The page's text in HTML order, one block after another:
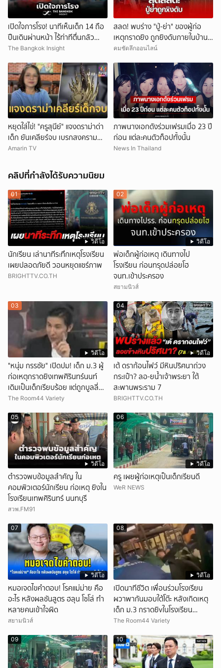
เปิดใจภารโรง! นาทีเห็นเด็ก 14 ถือ
ปืนเดินผ่านหน้า ไร้ท่าทีตื่นกลัว
ก่อนหลบตำรวจขึ้นอีกอาคาร
The Bangkok Insight
สลด! พบร่าง "ปู่-ย่า" ของผู้ก่อ
เหตุกราดยิง ถูกยิงดับภายในบ้าน
พัก
คมชัดลึกออนไลน์
หยุดใส่ไข่! "ครูสุนีย์" แจงดราม่าด่า
เด็ก ยันเคลียร์จบ เบรกสงคราม
Gen
Amarin TV
ภาพนางเอกดังร่วมเฟรมเมื่อ 23 ปี
ก่อน แต่ละคนตัวท็อปทั้งนั้น
News In Thailand
คลิปที่กำลังได้รับความนิยม
วิดีโอ
01
นักเรียน เล่านาทีระทึกเหตุโรงเรียน
เผยปลอดภัยดี วอนหยุดแชร์ภาพ
BRIGHTTV.CO.TH
วิดีโอ
02
พ่อเด็กผู้ก่อเหตุ เดินทางไป
โรงเรียน ก่อนทรุดปล่อยโฮ
จนท.เข้าประครอง
สยามนิวส์
วิดีโอ
03
"หนุ่ม กรรชัย" เปิดปม! เด็ก ม.3 ผู้
ก่อเหตุกราดยิงเทพศิรินทร์นนท์
เดิมเป็นเด็กเรียบร้อย แต่ถูกบูลลี่
หนัก คาดแรงกดดันสะสมกลายเป็น
The Room44 Variety
วิดีโอ
04
เต้ ดราก้อนไฟว์ มีหินปริศนาถ่วง
กระเป๋า? ลอ-ยน้ำเจ้าพระยา ใต้
สะพานพระราม 7
BRIGHTTV.CO.TH
วิดีโอ
05
ตำรวจพบข้อมูลสำคัญ ใน
คอมพิวเตอร์นักเรียน ก่อเหตุ ยิงใน
โรงเรียนเทพศิรินทร์ นนทบุรี
สวพ.FM91
วิดีโอ
06
ครู เผยผู้ก่อเหตุเป็นเด็กเรียนดี
WeR NEWS
วิดีโอ
07
หมอเจดไขคำตอบ! โรคแม่ม่าย คือ
อะไร หลังผลชันสูตร ฮลุน โซโล่ ทำ
หลายคนเข้าใจผิด
สยามนิวส์
วิดีโอ
08
เปิดนาทีชีวิต เพื่อนร่วมโรงเรียน
ผวาพากันมอบใต้โต๊ะ หลังเกิดเหตุ
เด็ก ม.3 กราดยิvในโรงเรียน
เทพศิรินทร์นนท์ แบบไม่เลือกหน้า
The Room44 Variety
09 10